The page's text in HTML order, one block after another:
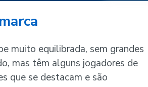
muito equilibrada, sem grandes
mas têm alguns jogadores de
que se destacam e são